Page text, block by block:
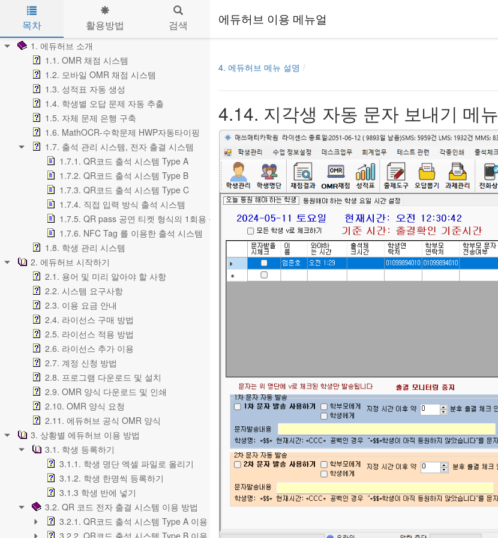
Skip to main content
에듀허브 이용 메뉴얼
목차 활용방법 검색
1. 에듀허브 소개
1.1. OMR 채점 시스템
1.2. 모바일 OMR 채점 시스템
1.3. 성적표 자동 생성
1.4. 학생별 오답 문제 자동 추출
1.5. 자체 문제 은행 구축
1.6. MathOCR-수학문제 HWP자동타이핑
1.7. 출석 관리 시스템, 전자 출결 시스템
1.7.1. QR코드 출석 시스템 Type A
1.7.2. QR코드 출석 시스템 Type B
1.7.3. QR코드 출석 시스템 Type C
1.7.4. 직접 입력 방식 출석 시스템
1.7.5. QR pass 공연 티켓 형식의 1회용 출입 확인
1.7.6. NFC Tag 를 이용한 출석 시스템
1.8. 학생 관리 시스템
2. 에듀허브 시작하기
2.1. 용어 및 미리 알아야 할 사항
2.2. 시스템 요구사항
2.3. 이용 요금 안내
2.4. 라이선스 구매 방법
2.5. 라이선스 적용 방법
2.6. 라이선스 추가 이용
2.7. 계정 신청 방법
2.8. 프로그램 다운로드 및 설치
2.9. OMR 양식 다운로드 및 인쇄
2.10. OMR 양식 요청
2.11. 에듀허브 공식 OMR 양식
3. 상황별 에듀허브 이용 방법
3.1. 학생 등록하기
3.1.1. 학생 명단 엑셀 파일로 올리기
3.1.2. 학생 한명씩 등록하기
3.1.3 학생 반에 넣기
3.2. QR 코드 전자 출결 시스템 이용 방법
3.2.1. QR코드 출석 시스템 Type A 이용 방법
3.2.2. QR코드 출석 시스템 Type B 이용 방법
4. 에듀허브 메뉴 설명
4.14. 지각생 자동 문자 보내기 메뉴